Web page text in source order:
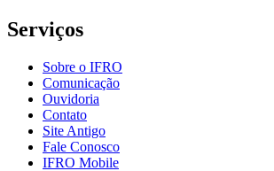
Serviços
Sobre o IFRO
Comunicação
Ouvidoria
Contato
Site Antigo
Fale Conosco
IFRO Mobile